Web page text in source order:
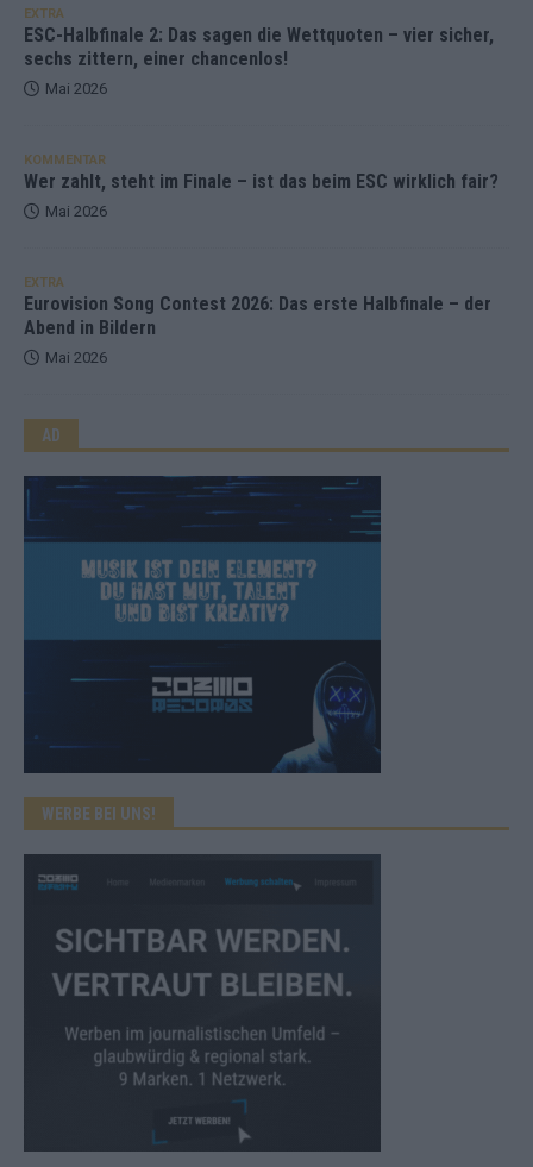
EXTRA
ESC-Halbfinale 2: Das sagen die Wettquoten – vier sicher,
sechs zittern, einer chancenlos!
Mai 2026
KOMMENTAR
Wer zahlt, steht im Finale – ist das beim ESC wirklich fair?
Mai 2026
EXTRA
Eurovision Song Contest 2026: Das erste Halbfinale – der
Abend in Bildern
Mai 2026
AD
WERBE BEI UNS!